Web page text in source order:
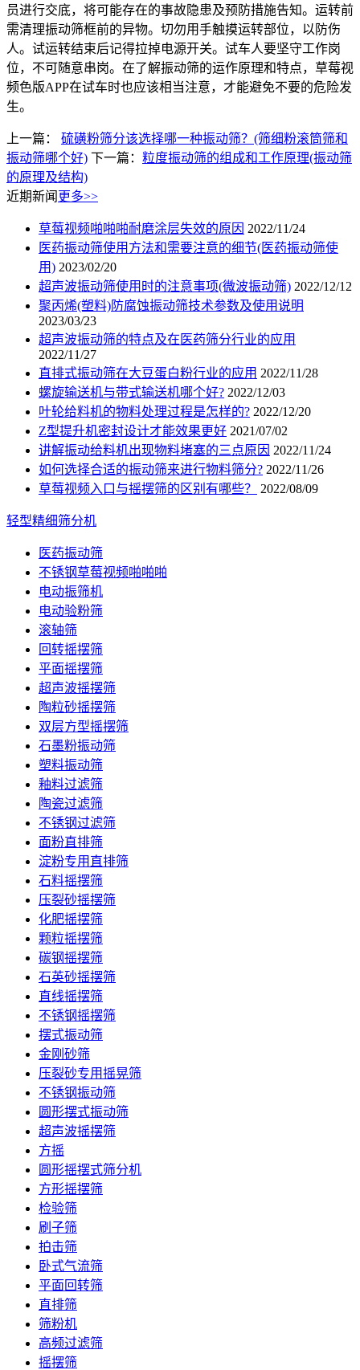
员进行交底，将可能存在的事故隐患及预防措施告知。运转前
需清理振动筛框前的异物。切勿用手触摸运转部位，以防伤
人。试运转结束后记得拉掉电源开关。试车人要坚守工作岗
位，不可随意串岗。在了解振动筛的运作原理和特点，草莓视
频色版APP在试车时也应该相当注意，才能避免不要的危险发
生。
上一篇： 硫磺粉筛分该选择哪一种振动筛？(筛细粉滚筒筛和
振动筛哪个好) 下一篇： 粒度振动筛的组成和工作原理(振动筛
的原理及结构)
近期新闻 更多>>
草莓视频啪啪啪耐磨涂层失效的原因 2022/11/24
医药振动筛使用方法和需要注意的细节(医药振动筛使
用) 2023/02/20
超声波振动筛使用时的注意事项(微波振动筛) 2022/12/12
聚丙烯(塑料)防腐蚀振动筛技术参数及使用说明
2023/03/23
超声波振动筛的特点及在医药筛分行业的应用
2022/11/27
直排式振动筛在大豆蛋白粉行业的应用 2022/11/28
螺旋输送机与带式输送机哪个好? 2022/12/03
叶轮给料机的物料处理过程是怎样的? 2022/12/20
Z型提升机密封设计才能效果更好 2021/07/02
讲解振动给料机出现物料堵塞的三点原因 2022/11/24
如何选择合适的振动筛来进行物料筛分? 2022/11/26
草莓视频入口与摇摆筛的区别有哪些？
2022/08/09
轻型精细筛分机
医药振动筛
不锈钢草莓视频啪啪啪
电动振筛机
电动验粉筛
滚轴筛
回转摇摆筛
平面摇摆筛
超声波摇摆筛
陶粒砂摇摆筛
双层方型摇摆筛
石墨粉振动筛
塑料振动筛
釉料过滤筛
陶瓷过滤筛
不锈钢过滤筛
面粉直排筛
淀粉专用直排筛
石料摇摆筛
压裂砂摇摆筛
化肥摇摆筛
颗粒摇摆筛
碳钢摇摆筛
石英砂摇摆筛
直线摇摆筛
不锈钢摇摆筛
摆式振动筛
金刚砂筛
压裂砂专用摇晃筛
不锈钢振动筛
圆形摆式振动筛
超声波摇摆筛
方摇
圆形摇摆式筛分机
方形摇摆筛
检验筛
刷子筛
拍击筛
卧式气流筛
平面回转筛
直排筛
筛粉机
高频过滤筛
摇摆筛